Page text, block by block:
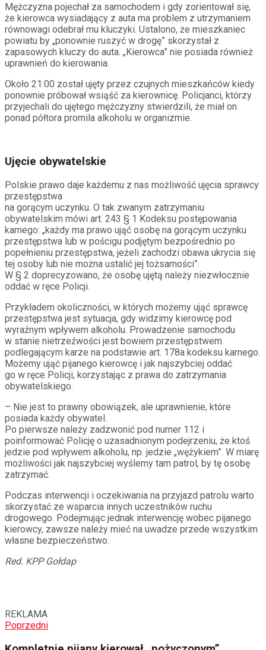
Mężczyzna pojechał za samochodem i gdy zorientował się,
że kierowca wysiadający z auta ma problem z utrzymaniem
równowagi odebrał mu kluczyki. Ustalono, że mieszkaniec
powiatu by „ponownie ruszyć w drogę” skorzystał z
zapasowych kluczy do auta. „Kierowca” nie posiada również
uprawnień do kierowania.
Około 21:00 został ujęty przez czujnych mieszkańców kiedy
ponownie próbował wsiąść za kierownicę. Policjanci, którzy
przyjechali do ujętego mężczyzny stwierdzili, że miał on
ponad półtora promila alkoholu w organizmie.
Ujęcie obywatelskie
Polskie prawo daje każdemu z nas możliwość ujęcia sprawcy
przestępstwa
na gorącym uczynku. O tak zwanym zatrzymaniu
obywatelskim mówi art. 243 § 1 Kodeksu postępowania
karnego: „każdy ma prawo ująć osobę na gorącym uczynku
przestępstwa lub w pościgu podjętym bezpośrednio po
popełnieniu przestępstwa, jeżeli zachodzi obawa ukrycia się
tej osoby lub nie można ustalić jej tożsamości”.
W § 2 doprecyzowano, że osobę ujętą należy niezwłocznie
oddać w ręce Policji.
Przykładem okoliczności, w których możemy ująć sprawcę
przestępstwa jest sytuacja, gdy widzimy kierowcę pod
wyraźnym wpływem alkoholu. Prowadzenie samochodu
w stanie nietrzeźwości jest bowiem przestępstwem
podlegającym karze na podstawie art. 178a kodeksu karnego.
Możemy ująć pijanego kierowcę i jak najszybciej oddać
go w ręce Policji, korzystając z prawa do zatrzymania
obywatelskiego.
– Nie jest to prawny obowiązek, ale uprawnienie, które
posiada każdy obywatel.
Po pierwsze należy zadzwonić pod numer 112 i
poinformować Policję o uzasadnionym podejrzeniu, że ktoś
jedzie pod wpływem alkoholu, np. jedzie „wężykiem”. W miarę
możliwości jak najszybciej wyślemy tam patrol, by tę osobę
zatrzymać.
Podczas interwencji i oczekiwania na przyjazd patrolu warto
skorzystać ze wsparcia innych uczestników ruchu
drogowego. Podejmując jednak interwencję wobec pijanego
kierowcy, zawsze należy mieć na uwadze przede wszystkim
własne bezpieczeństwo.
Red. KPP Gołdap
REKLAMA
Poprzedni